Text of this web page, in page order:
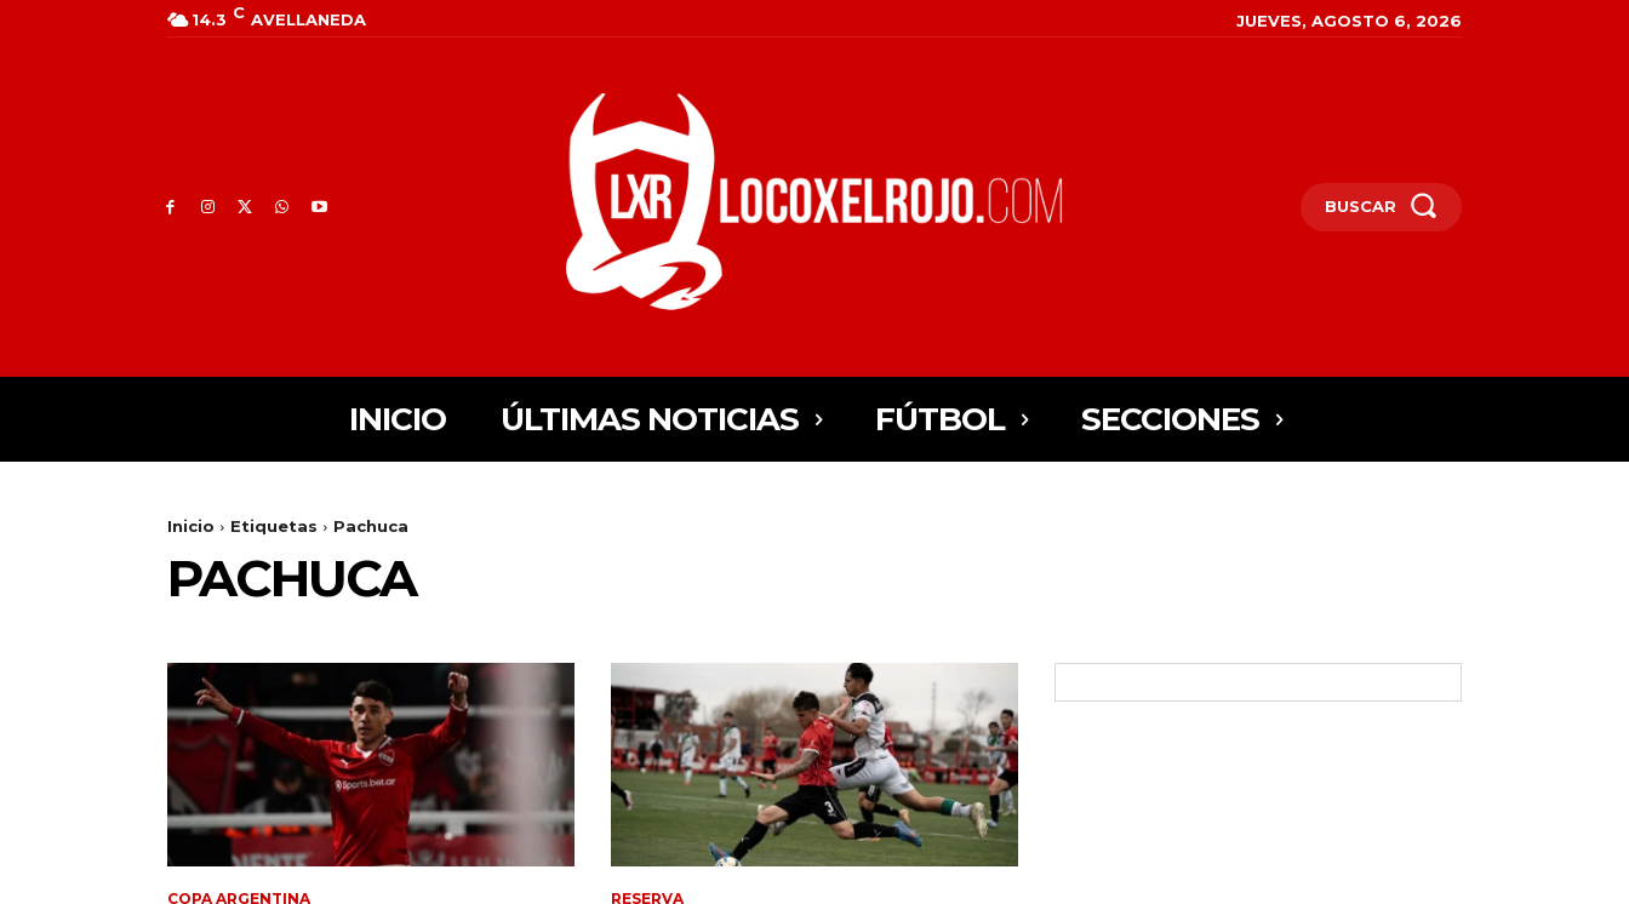
14.3 C AVELLANEDA JUEVES, AGOSTO 6, 2026
BUSCAR
INICIO ÚLTIMAS NOTICIAS FÚTBOL SECCIONES
Inicio Etiquetas Pachuca
PACHUCA
COPA ARGENTINA RESERVA